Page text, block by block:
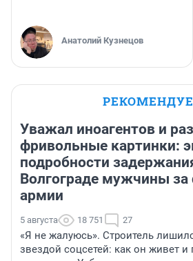
Анатолий Кузнецов
Уважал иноагентов и
фривольные картинки:
подробности
Волгограде мужчины за
армии
5 августа 18 751 27
«Я не жалуюсь». Строитель
звездой соцсетей: как он живет